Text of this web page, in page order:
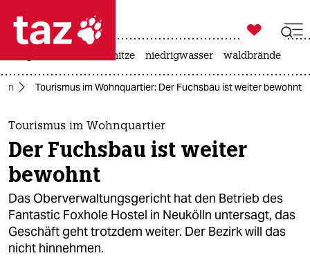
 taz zahl ich
taz zahl ich
themen
politik
öko
gesellschaft
kultur

taz zahl ich
hitze niedrigwasser waldbrände
Tourismus im Wohnquartier: Der Fuchsbau ist weiter bewohnt
Tourismus im Wohnquartier
Der Fuchsbau ist weiter
bewohnt
Das Oberverwaltungsgericht hat den Betrieb des
Fantastic Foxhole Hostel in Neukölln untersagt, das
Geschäft geht trotzdem weiter. Der Bezirk will das
nicht hinnehmen.